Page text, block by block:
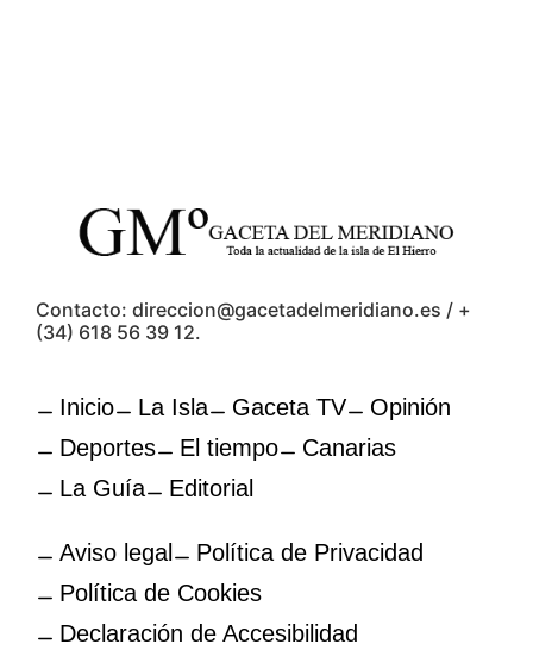
Contacto: direccion@gacetadelmeridiano.es / +
(34) 618 56 39 12.
Inicio La Isla Gaceta TV
Opinión
Deportes
El tiempo
Canarias
La Guía
Editorial
Aviso legal
Política de Privacidad
Política de Cookies
Declaración de Accesibilidad